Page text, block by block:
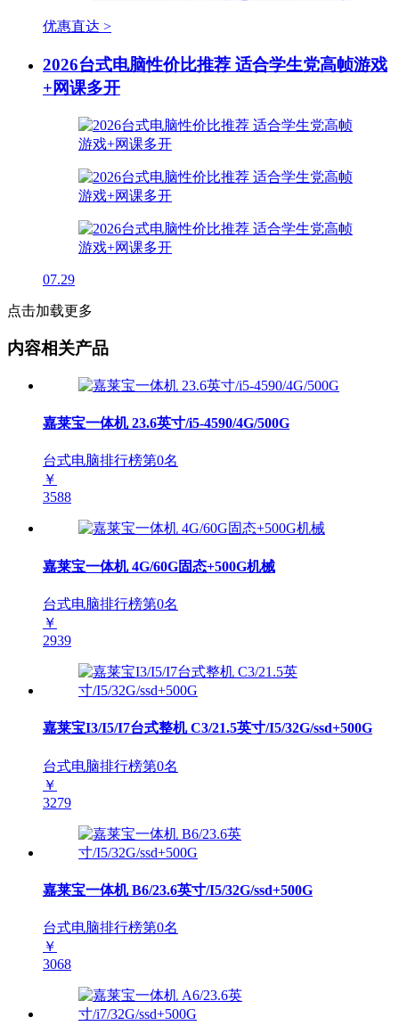
优惠直达 >
2026台式电脑性价比推荐 适合学生党高帧游戏
+网课多开
07.29
点击加载更多
内容相关产品
嘉莱宝一体机 23.6英寸/i5-4590/4G/500G
台式电脑排行榜第0名
￥
3588
嘉莱宝一体机 4G/60G固态+500G机械
台式电脑排行榜第0名
￥
2939
嘉莱宝I3/I5/I7台式整机 C3/21.5英寸/I5/32G/ssd+500G
台式电脑排行榜第0名
￥
3279
嘉莱宝一体机 B6/23.6英寸/I5/32G/ssd+500G
台式电脑排行榜第0名
￥
3068